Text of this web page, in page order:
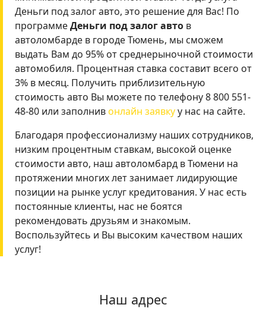
Деньги под залог авто, это решение для Вас! По
программеДеньги под залог авто в
автоломбарде в городе Тюмень, мы сможем
выдать Вам до 95% от среднерыночной стоимости
автомобиля. Процентная ставка составит всего от
3% в месяц. Получить приблизительную
стоимость авто Вы можете по телефону 8 800 551-
48-80 или заполнивонлайн заявкуу нас на сайте.
Благодаря профессионализму наших сотрудников,
низким процентным ставкам, высокой оценке
стоимости авто, наш автоломбард в Тюмени на
протяжении многих лет занимает лидирующие
позиции на рынке услуг кредитования. У нас есть
постоянные клиенты, нас не боятся
рекомендовать друзьям и знакомым.
Воспользуйтесь и Вы высоким качеством наших
услуг!
Наш адрес